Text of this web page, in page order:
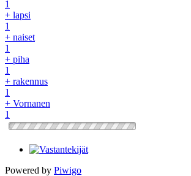
1
+ lapsi
1
+ naiset
1
+ piha
1
+ rakennus
1
+ Vornanen
1
Powered by Piwigo